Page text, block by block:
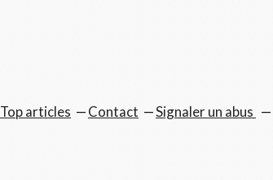
Top articles Contact Signaler un abus